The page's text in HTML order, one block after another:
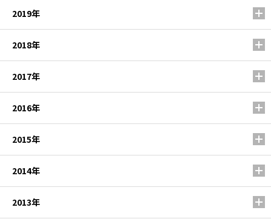
2019年
2018年
2017年
2016年
2015年
2014年
2013年